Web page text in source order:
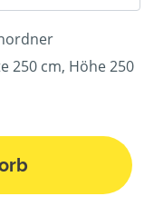
250 cm, Höhe 250